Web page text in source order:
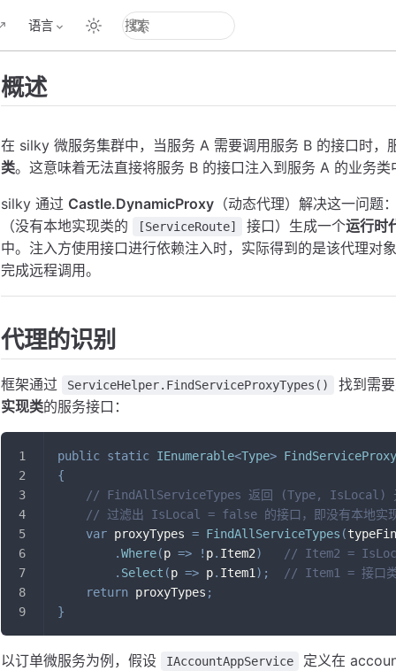
语言
概述
在 silky 微服务集群中，当服务 A 需要调用服务 B 的接口时，
类。这意味着无法直接将服务 B 的接口注入到服务 A 的业务类
silky 通过 Castle.DynamicProxy （动态代理）解决这一问题
（没有本地实现类的
[ServiceRoute] 接口）生成一个运行时
中。注入方使用接口进行依赖注入时，实际得到的是该代理对
完成远程调用。
代理的识别
框架通过 ServiceHelper.FindServiceProxyTypes() 找到需
实现类的服务接口：
public static IEnumerable<Type>
{
// FindAllServiceTypes 返回 (Type, IsLocal)
// 过滤出 IsLocal = false 的接口，即没有本地实现
var proxyTypes = FindAllServiceTypes (
.Where(p => ! p. Item2)
// Item2 =
. Select (p => p. Item1 ) ;
// Item1 = 接口
return proxyTypes ;
}
以订单微服务为例，假设 IAccountAppService
定义在